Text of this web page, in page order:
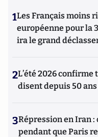
1Les Français moins
européenne pour la
ira le grand
2L’été 2026 confirme
disent depuis 50
3Répression en Iran
pendant que Paris